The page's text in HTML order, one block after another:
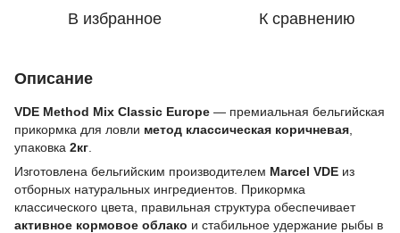
В избранное К сравнению
Описание
VDE Method Mix Classic Europe — премиальная бельгийская
прикормка для ловли метод классическая коричневая
упаковка 2кг
Изготовлена бельгийским производителем Marcel VDE из
отборных натуральных ингредиентов. Прикормка
классического цвета, правильная структура обеспечивает
активное кормовое облако и стабильное удержание рыбы в